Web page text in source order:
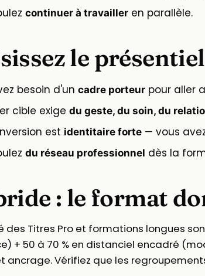
continuer à travailler en parallèle.
le
besoin d'un cadre porteur pour aller
cible exige du geste, du soin, du
est identitaire forte — vous
du réseau professionnel dès la
: le format
des Titres Pro et formations longues
+ 50 à 70 % en distanciel encadré
ancrage. Vérifiez que les